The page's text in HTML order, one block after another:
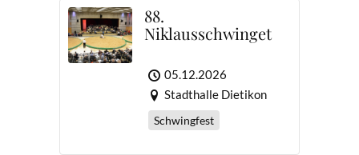
88.
Niklausschwinget
05.12.2026
Stadthalle Dietikon
Schwingfest